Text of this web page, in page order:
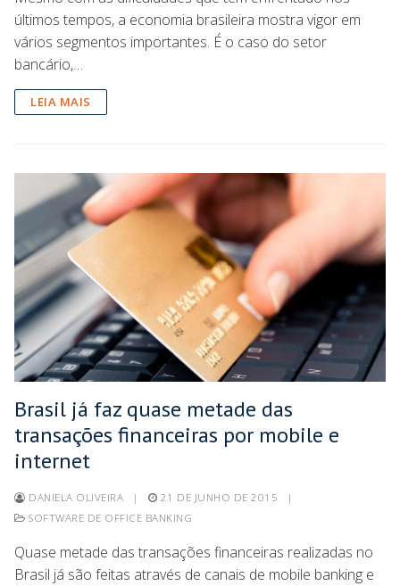
últimos tempos, a economia brasileira mostra vigor em
vários segmentos importantes. É o caso do setor
bancário,…
LEIA MAIS
Brasil já faz quase metade das
transações financeiras por mobile e
internet
DANIELA OLIVEIRA | 21 DE JUNHO DE 2015
|
SOFTWARE DE OFFICE BANKING
Quase metade das transações financeiras realizadas no
Brasil já são feitas através de canais de mobile banking e